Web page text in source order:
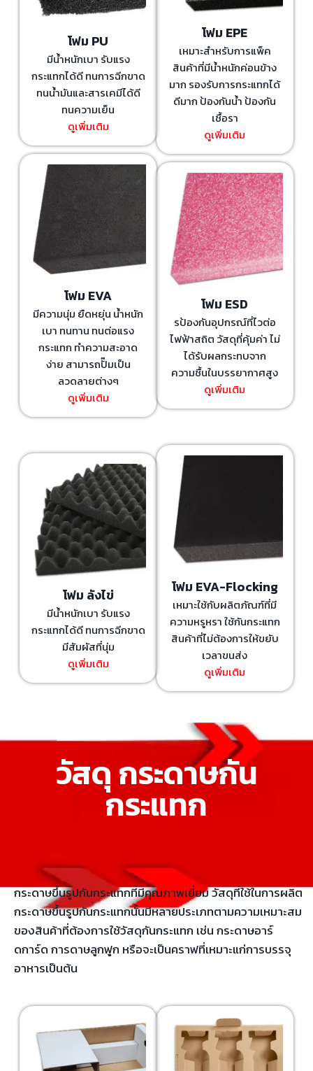
โฟม PU
มีน้ำหนักเบา รับแรง
กระแทกได้ดี ทนการฉีกขาด
ทนน้ำมันและสารเคมีได้ดี
ทนความเย็น
ดูเพิ่มเติม
โฟม EPE
เหมาะสำหรับการแพ็ค
สินค้าที่มีน้ำหนักค่อนข้าง
มาก รองรับการกระแทกได้
ดีมาก ป้องกันน้ำ ป้องกัน
เชื้อรา
ดูเพิ่มเติม
โฟม EVA
มีความนุ่ม ยืดหยุ่น น้ำหนัก
เบา ทนทาน ทนต่อแรง
กระแทก ทำความสะอาด
ง่าย สามารถปั๊มเป็น
ลวดลายต่างๆ
ดูเพิ่มเติม
โฟม ESD
รป้องกันอุปกรณ์ที่ไวต่อ
ไฟฟ้าสถิต วัสดุที่คุ้มค่า ไม่
ได้รับผลกระทบจาก
ความชื้นในบรรยากาศสูง
ดูเพิ่มเติม
โฟม ลังไข่
มีน้ำหนักเบา รับแรง
กระแทกได้ดี ทนการฉีกขาด
มีสัมผัสที่นุ่ม
ดูเพิ่มเติม
โฟม EVA-Flocking
เหมาะใช้กับผลิตภัณฑ์ที่มี
ความหรูหรา ใช้กันกระแทก
สินค้าที่ไม่ต้องการให้ขยับ
เวลาขนส่ง
ดูเพิ่มเติม
วัสดุ กระดาษกัน
กระแทก
กระดาษขึ้นรูปกันกระแทกที่มีคุณภาพเยี่ยม วัสดุที่ใช้ในการผลิต
กระดาษขึ้นรูปกันกระแทกนั้นมีหลายประเภทตามความเหมาะสม
ของสินค้าที่ต้องการใช้วัสดุกันกระแทก เช่น กระดาษอาร์
ดการ์ด การดาษลูกฟูก หรือจะเป็นคราฟที่เหมาะแก่การบรรจุ
อาหารเป็นต้น